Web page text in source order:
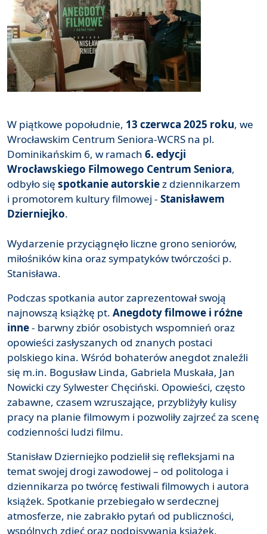
W piątkowe popołudnie, 13 czerwca 2025 roku, we
Wrocławskim Centrum Seniora-WCRS na pl.
Dominikańskim 6, w ramach 6. edycji
Wrocławskiego Filmowego Centrum Seniora,
odbyło się spotkanie autorskiez dziennikarzem
i promotorem kultury filmowej - Stanisławem
Dzierniejko.
Wydarzenie przyciągnęło liczne grono seniorów,
miłośników kina oraz sympatyków twórczości p.
Stanisława.
Podczas spotkania autor zaprezentował swoją
najnowszą książkę pt. Anegdoty filmowe i różne
inne- barwny zbiór osobistych wspomnień oraz
opowieści zasłyszanych od znanych postaci
polskiego kina. Wśród bohaterów anegdot znaleźli
się m.in. Bogusław Linda, Gabriela Muskała, Jan
Nowicki czy Sylwester Chęciński. Opowieści, często
zabawne, czasem wzruszające, przybliżyły kulisy
pracy na planie filmowym i pozwoliły zajrzeć za scenę
codzienności ludzi filmu.
Stanisław Dzierniejko podzielił się refleksjami na
temat swojej drogi zawodowej – od politologa i
dziennikarza po twórcę festiwali filmowych i autora
książek. Spotkanie przebiegało w serdecznej
atmosferze, nie zabrakło pytań od publiczności,
wspólnych zdjęć oraz podpisywania książek.